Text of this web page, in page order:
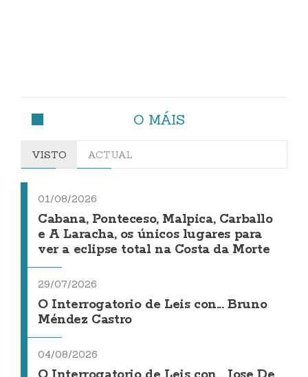
O MÁIS
VISTO ACTUAL
01/08/2026
Cabana, Ponteceso, Malpica, Carballo
e A Laracha, os únicos lugares para
ver a eclipse total na Costa da Morte
29/07/2026
O Interrogatorio de Leis con... Bruno
Méndez Castro
04/08/2026